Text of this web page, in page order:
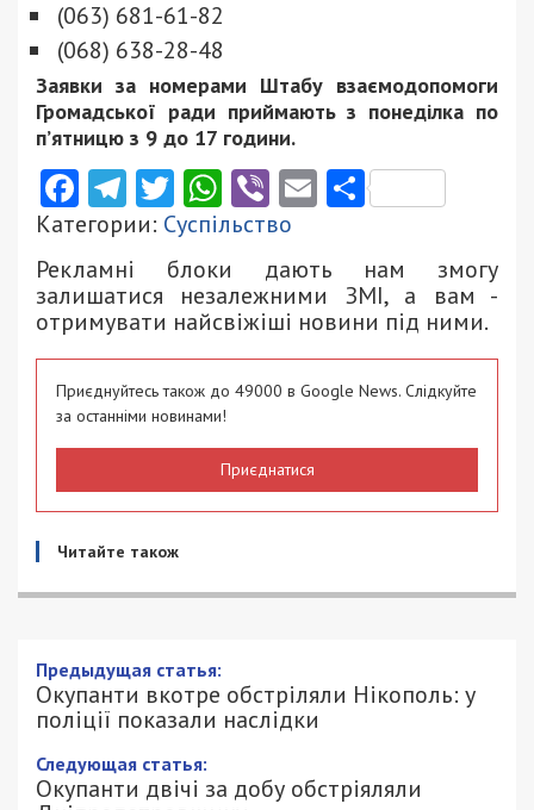
(063) 681-61-82
(068) 638-28-48
Заявки за номерами Штабу взаємодопомоги
Громадської ради приймають з понеділка по
п’ятницю з 9 до 17 години.
Facebook
Telegram
Twitter
WhatsApp
ViberEmail
Категории: Суспільство
Рекламні блоки дають нам змогу
залишатися незалежними ЗМІ, а вам -
отримувати найсвіжіші новини під ними.
Приєднуйтесь також до 49000 в Google News. Слідкуйте
за останніми новинами!
Приєднатися
Читайте також
Предыдущая статья:
Окупанти вкотре обстріляли Нікополь: у
поліції показали наслідки
Следующая статья:
Окупанти двічі за добу обстріяляли